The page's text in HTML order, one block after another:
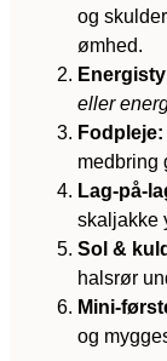
og
ømhed.
eller
Fodpleje:
medbring
Lag-på-
skaljakke
Sol &
halsrør
Mini-
og